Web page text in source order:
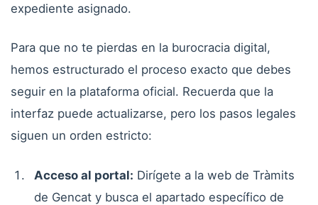
expediente asignado.
Para que no te pierdas en la burocracia digital,
hemos estructurado el proceso exacto que debes
seguir en la plataforma oficial. Recuerda que la
interfaz puede actualizarse, pero los pasos legales
siguen un orden estricto:
Acceso al portal: Dirígete a la web de Tràmits
de Gencat y busca el apartado específico de